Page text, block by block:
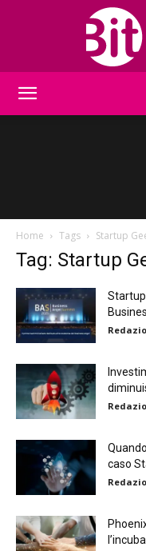
Home Tags Startup
Tag: Startup
caso